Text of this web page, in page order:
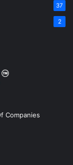
37
2
Companies